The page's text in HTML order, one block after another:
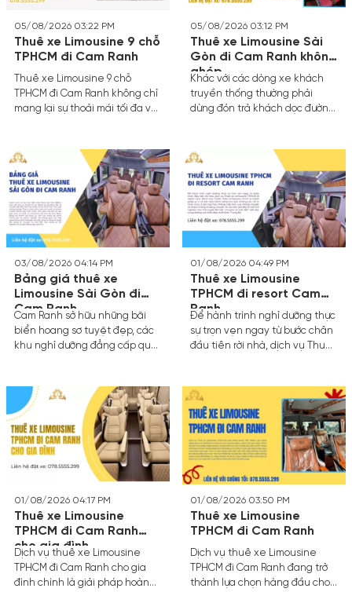
05/08/2026 03:22 PM
Thuê xe Limousine 9 chỗ
TPHCM đi Cam Ranh
Thuê xe Limousine 9 chỗ
TPHCM đi Cam Ranh không chỉ
mang lại sự thoải mái tối đa với
bảo sự riêng tư tuyệt đối cho
gia đình hoặc nhóm bạn. Thay
vì chen chúc trên các phương
tiện công cộng, dịch vụ thuê
xe limousine chuyên nghiệp
giúp bạn làm chủ lộ trình, dừng
chân nghỉ ngơi linh hoạt và tận
hưởng trọn vẹn hành trình dài
hơn 400km.
05/08/2026 03:12 PM
Thuê xe Limousine Sài
Gòn đi Cam Ranh không
ghép
Khác với các dòng xe khách
truyền thống thường phải
dừng đón trả khách dọc đường,
theo yêu cầu mang lại trải
nghiệm hoàn toàn khác biệt.
Bạn được quyền quyết định
giờ khởi hành, điểm đón và
điểm dừng nghỉ chân theo ý
thích cá nhân.
03/08/2026 04:14 PM
Bảng giá thuê xe
Limousine Sài Gòn đi
Cam Ranh
Cam Ranh sở hữu những bãi
biển hoang sơ tuyệt đẹp, các
khu nghỉ dưỡng đẳng cấp quốc
thương. Khoảng cách từ
TP.HCM đến Cam Ranh khoảng
380km đến 400km tùy thuộc
vào tuyến đường di chuyển.
Trước đây, hành trình này
thường kéo dài từ 8 đến 9 tiếng
đồng hồ, gây ra không ít mệt
mỏi cho hành khách.
01/08/2026 04:49 PM
Thuê xe Limousine
TPHCM đi resort Cam
Ranh
Để hành trình nghỉ dưỡng thực
sự trọn vẹn ngay từ bước chân
đầu tiên rời nhà, dịch vụ Thuê
Limousine chính là mảnh ghép
xa xỉ và tiện nghi dành riêng
cho bạn.
01/08/2026 04:17 PM
Thuê xe Limousine
TPHCM đi Cam Ranh
cho gia đình
Dịch vụ thuê xe Limousine
TPHCM đi Cam Ranh cho gia
đình chính là giải pháp hoàn
01/08/2026 03:50 PM
Thuê xe Limousine
TPHCM đi Cam Ranh
Dịch vụ thuê xe Limousine
TPHCM đi Cam Ranh đang trở
thành lựa chọn hàng đầu cho